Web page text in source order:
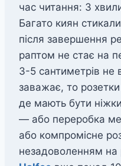
час читання: 3
Багато киян
після завершення
раптом не стає на
3-5 сантиметрів не
заважає, то
де мають бути ніжки
— або переробка
або компромісне
незадоволенням на